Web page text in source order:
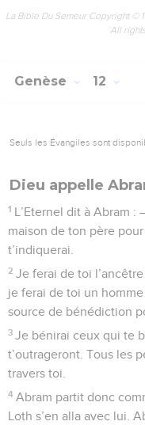
La Bible Du Semeur Copyright ©
All
Genèse 12
Seuls les Évangiles sont
Dieu appelle
1 L’Eternel dit à Abram
maison de ton père
t’indiquerai.
2 Je ferai de toi
je ferai de toi un
source de bénédiction
3 Je bénirai ceux qui te
t’outrageront. Tous les
travers toi.
4 Abram partit donc
Loth s’en alla avec lui.